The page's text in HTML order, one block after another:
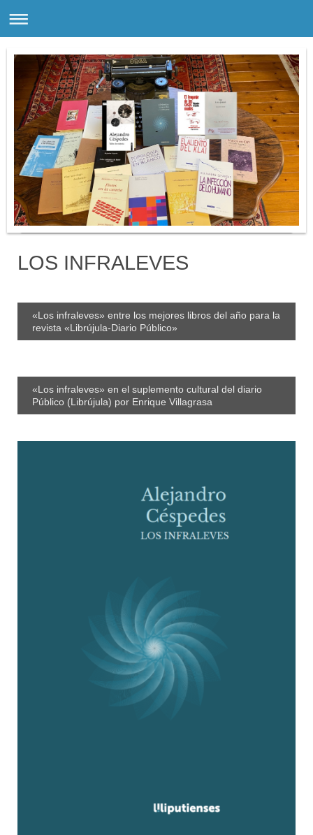
LOS INFRALEVES
«Los infraleves» entre los mejores libros del año para la
revista «Librújula-Diario Público»
«Los infraleves» en el suplemento cultural del diario
Público (Librújula) por Enrique Villagrasa